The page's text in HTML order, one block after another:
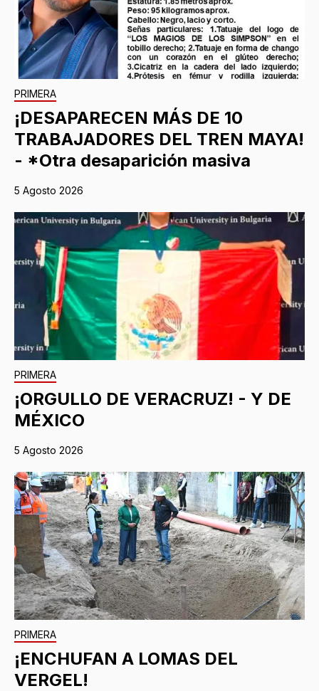
PRIMERA
¡DESAPARECEN MÁS DE 10
TRABAJADORES DEL TREN MAYA!
- *Otra desaparición masiva
5 Agosto 2026
PRIMERA
¡ORGULLO DE VERACRUZ! - Y DE
MÉXICO
5 Agosto 2026
PRIMERA
¡ENCHUFAN A LOMAS DEL
VERGEL!